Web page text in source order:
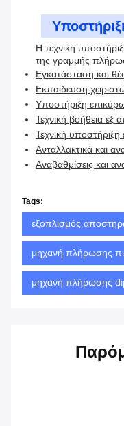
Η τεχνική
της γραμμής
Εγκατάσταση και
Εκπαίδευση
Υποστήριξη
Τεχνική βοήθεια εξ
Τεχνική υποστήριξη
Ανταλλακτικά και
Αναβαθμίσεις και
Tags:
εξοπλισμός
μηχανή πλήρωσης
μηχανή πλήρωσης